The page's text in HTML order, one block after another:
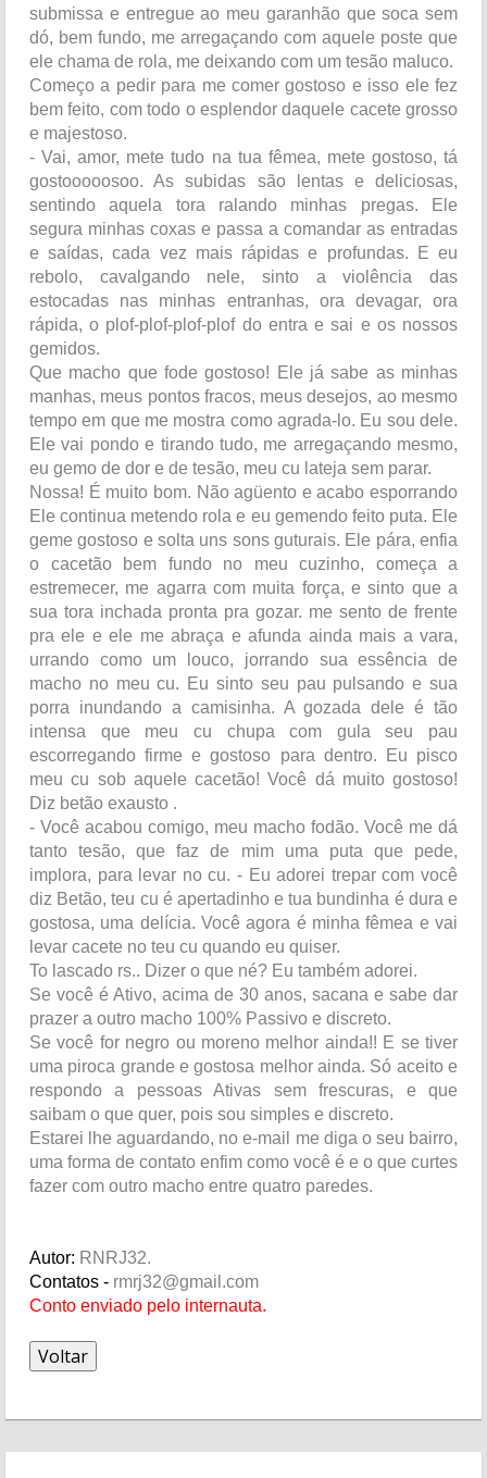
submissa e entregue ao meu garanhão que soca sem
dó, bem fundo, me arregaçando com aquele poste que
ele chama de rola, me deixando com um tesão maluco.
Começo a pedir para me comer gostoso e isso ele fez
bem feito, com todo o esplendor daquele cacete grosso
e majestoso.
- Vai, amor, mete tudo na tua fêmea, mete gostoso, tá
gostooooosoo. As subidas são lentas e deliciosas,
sentindo aquela tora ralando minhas pregas. Ele
segura minhas coxas e passa a comandar as entradas
e saídas, cada vez mais rápidas e profundas. E eu
rebolo, cavalgando nele, sinto a violência das
estocadas nas minhas entranhas, ora devagar, ora
rápida, o plof-plof-plof-plof do entra e sai e os nossos
gemidos.
Que macho que fode gostoso! Ele já sabe as minhas
manhas, meus pontos fracos, meus desejos, ao mesmo
tempo em que me mostra como agrada-lo. Eu sou dele.
Ele vai pondo e tirando tudo, me arregaçando mesmo,
eu gemo de dor e de tesão, meu cu lateja sem parar.
Nossa! É muito bom. Não agüento e acabo esporrando
Ele continua metendo rola e eu gemendo feito puta. Ele
geme gostoso e solta uns sons guturais. Ele pára, enfia
o cacetão bem fundo no meu cuzinho, começa a
estremecer, me agarra com muita força, e sinto que a
sua tora inchada pronta pra gozar. me sento de frente
pra ele e ele me abraça e afunda ainda mais a vara,
urrando como um louco, jorrando sua essência de
macho no meu cu. Eu sinto seu pau pulsando e sua
porra inundando a camisinha. A gozada dele é tão
intensa que meu cu chupa com gula seu pau
escorregando firme e gostoso para dentro. Eu pisco
meu cu sob aquele cacetão! Você dá muito gostoso!
Diz betão exausto .
- Você acabou comigo, meu macho fodão. Você me dá
tanto tesão, que faz de mim uma puta que pede,
implora, para levar no cu. - Eu adorei trepar com você
diz Betão, teu cu é apertadinho e tua bundinha é dura e
gostosa, uma delícia. Você agora é minha fêmea e vai
levar cacete no teu cu quando eu quiser.
To lascado rs.. Dizer o que né? Eu também adorei.
Se você é Ativo, acima de 30 anos, sacana e sabe dar
prazer a outro macho 100% Passivo e discreto.
Se você for negro ou moreno melhor ainda!! E se tiver
uma piroca grande e gostosa melhor ainda. Só aceito e
respondo a pessoas Ativas sem frescuras, e que
saibam o que quer, pois sou simples e discreto.
Estarei lhe aguardando, no e-mail me diga o seu bairro,
uma forma de contato enfim como você é e o que curtes
fazer com outro macho entre quatro paredes.
Autor: RNRJ32.
Contatos - rmrj32@gmail.com
Conto enviado pelo internauta.